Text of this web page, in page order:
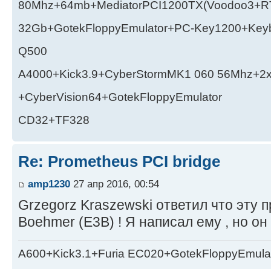
32Gb+GotekFloppyEmulator+PC-
Q500
A4000+Kick3.9+CyberStormMK1 060
+CyberVision64+GotekFloppyEmulator
CD32+TF328
Re: Prometheus PCI bridge
amp1230 27 апр 2016, 00:54
Grzegorz Kraszewski ответил что эту
Boehmer (E3B) ! Я написал ему , но он
A600+Kick3.1+Furia